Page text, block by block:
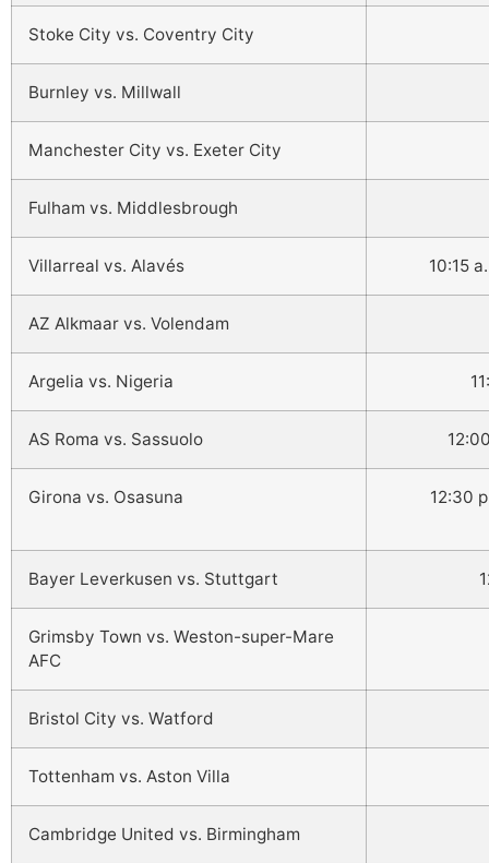
Stoke City vs. Coventry City
Burnley vs. Millwall
Manchester City vs. Exeter City
Fulham vs. Middlesbrough
Villarreal vs. Alavés 10:15
AZ Alkmaar vs. Volendam
Argelia vs. Nigeria
AS Roma vs. Sassuolo
Girona vs. Osasuna 12:30
Bayer Leverkusen vs. Stuttgart
Grimsby Town vs. Weston-super-Mare
AFC
Bristol City vs. Watford
Tottenham vs. Aston Villa
Cambridge United vs. Birmingham